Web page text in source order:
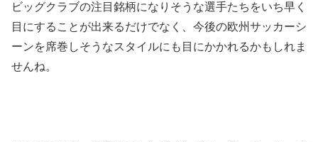
ビッグクラブの注目銘柄になりそうな選手たちをいち早く
目にすることが出来るだけでなく、今後の欧州サッカーシ
ーンを席巻しそうなスタイルにも目にかかれるかもしれま
せんね。